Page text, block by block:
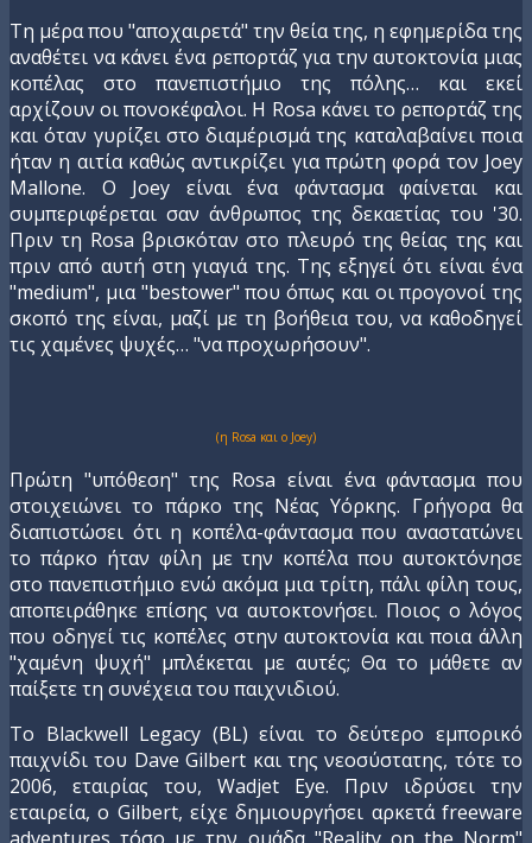
Τη μέρα που "αποχαιρετά" την θεία της, η εφημερίδα της
αναθέτει να κάνει ένα ρεπορτάζ για την αυτοκτονία μιας
κοπέλας στο πανεπιστήμιο της πόλης… και εκεί
αρχίζουν οι πονοκέφαλοι. Η Rosa κάνει το ρεπορτάζ της
και όταν γυρίζει στο διαμέρισμά της καταλαβαίνει ποια
ήταν η αιτία καθώς αντικρίζει για πρώτη φορά τον Joey
Mallone. Ο Joey είναι ένα φάντασμα φαίνεται και
συμπεριφέρεται σαν άνθρωπος της δεκαετίας του '30.
Πριν τη Rosa βρισκόταν στο πλευρό της θείας της και
πριν από αυτή στη γιαγιά της. Της εξηγεί ότι είναι ένα
"medium", μια "bestower" που όπως και οι προγονοί της
σκοπό της είναι, μαζί με τη βοήθεια του, να καθοδηγεί
τις χαμένες ψυχές… "να προχωρήσουν".
(η Rosa και ο Joey)
Πρώτη "υπόθεση" της Rosa είναι ένα φάντασμα που
στοιχειώνει το πάρκο της Νέας Υόρκης. Γρήγορα θα
διαπιστώσει ότι η κοπέλα-φάντασμα που αναστατώνει
το πάρκο ήταν φίλη με την κοπέλα που αυτοκτόνησε
στο πανεπιστήμιο ενώ ακόμα μια τρίτη, πάλι φίλη τους,
αποπειράθηκε επίσης να αυτοκτονήσει. Ποιος ο λόγος
που οδηγεί τις κοπέλες στην αυτοκτονία και ποια άλλη
"χαμένη ψυχή" μπλέκεται με αυτές; Θα το μάθετε αν
παίξετε τη συνέχεια του παιχνιδιού.
Το Blackwell Legacy (BL) είναι το δεύτερο εμπορικό
παιχνίδι του Dave Gilbert και της νεοσύστατης, τότε το
2006, εταιρίας του, Wadjet Eye. Πριν ιδρύσει την
εταιρεία, ο Gilbert, είχε δημιουργήσει αρκετά freeware